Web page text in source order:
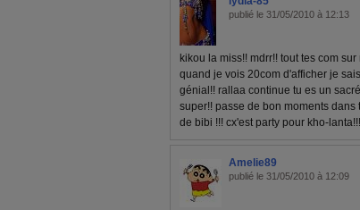
publié le 31/05/2010 à 12:13
kikou la miss!! mdrr!! tout tes com
quand je vois 20com d'afficher je
génial!! rallaa continue tu es un
super!! passe de bon moments
de bibi !!! cx'est party pour kho-
Amelie89
publié le 31/05/2010 à 12:09